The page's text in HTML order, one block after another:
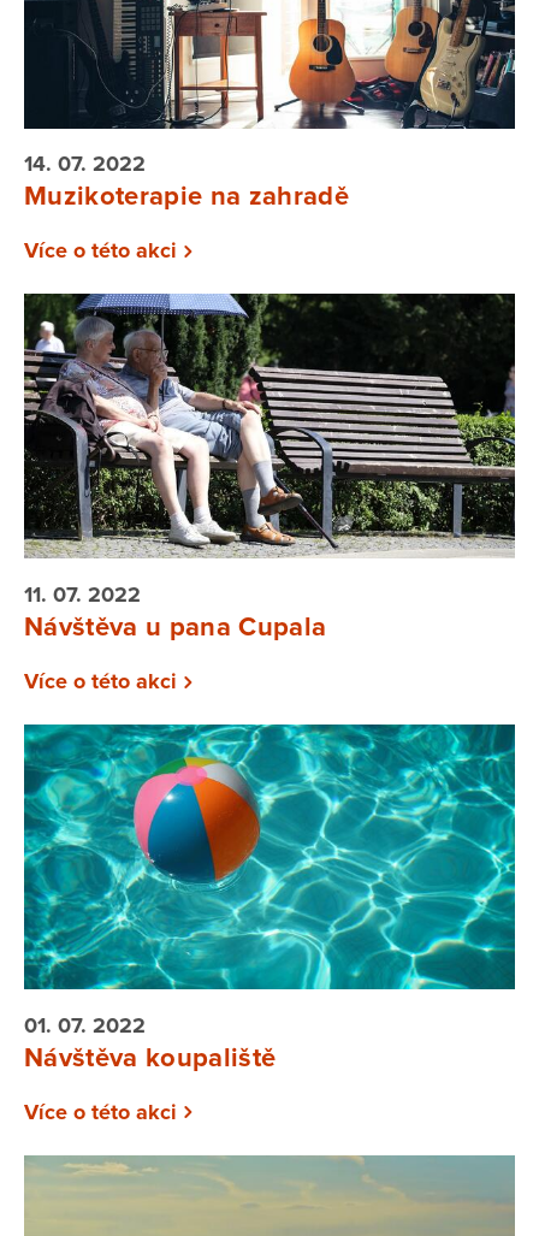
14. 07. 2022
Muzikoterapie na zahradě
Více o této akci
11. 07. 2022
Návštěva u pana Cupala
Více o této akci
01. 07. 2022
Návštěva koupaliště
Více o této akci